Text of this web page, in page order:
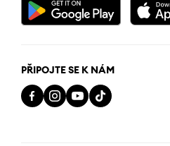
PŘIPOJTE SE K NÁM